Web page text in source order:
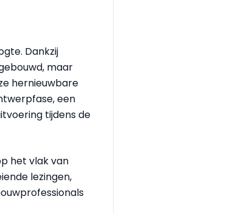
Dankzij
maar
hernieuwbare
een
tijdens de
het vlak van
lezingen,